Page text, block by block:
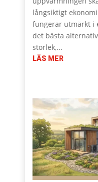
långsiktigt
fungerar utmärkt i
det bästa
storlek,...
LÄS MER